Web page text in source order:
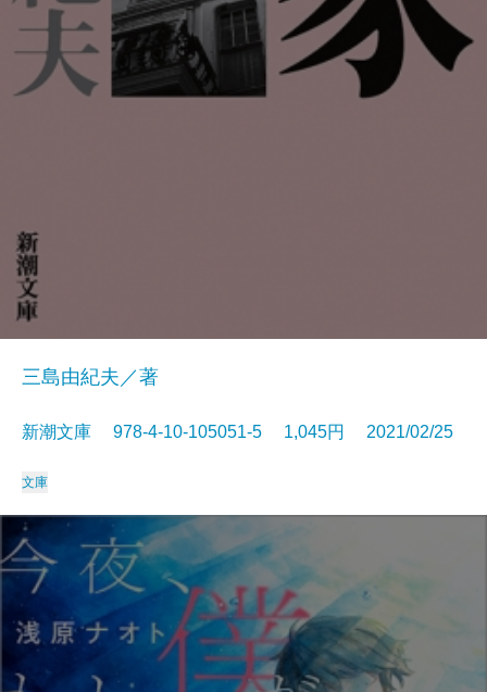
三島由紀夫／著
新潮文庫 978-4-10-105051-5 1,045円 2021/02/25
文庫